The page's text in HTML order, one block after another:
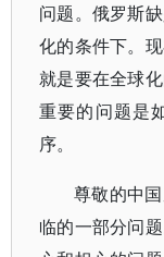
问题。俄罗斯
化的条件下。
就是要在全球
重要的问题是
序。
尊敬的中
临的一部分问